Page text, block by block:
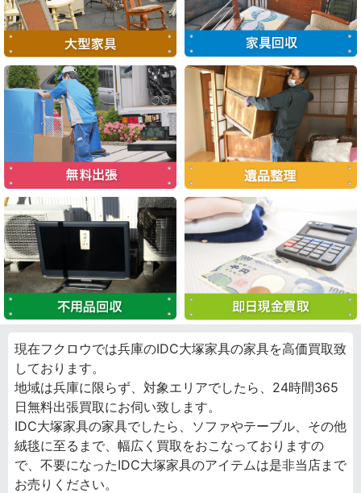
現在フクロウでは兵庫のIDC大塚家具の家具を高価買取致
しております。
地域は兵庫に限らず、対象エリアでしたら、24時間365
日無料出張買取にお伺い致します。
IDC大塚家具の家具でしたら、ソファやテーブル、その他
絨毯に至るまで、幅広く買取をおこなっておりますの
で、不要になったIDC大塚家具のアイテムは是非当店まで
お売りください。